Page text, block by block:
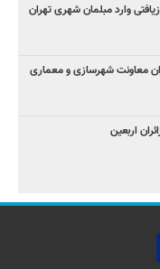
وارد مبلمان شهری تهران
اربعین